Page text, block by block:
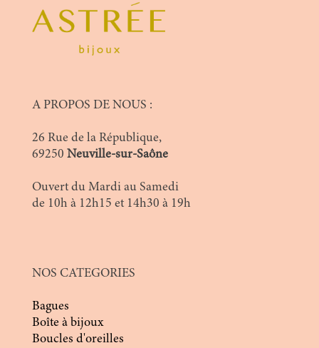
A PROPOS DE NOUS :
26 Rue de la République,
69250 Neuville-sur-Saône
Ouvert du Mardi au Samedi
de 10h à 12h15 et 14h30 à 19h
NOS CATEGORIES
Bagues
Boîte à bijoux
Boucles d'oreilles